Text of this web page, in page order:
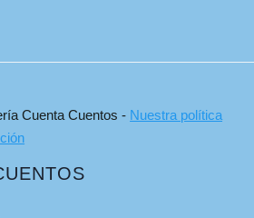
Cuenta Cuentos - Nuestra política